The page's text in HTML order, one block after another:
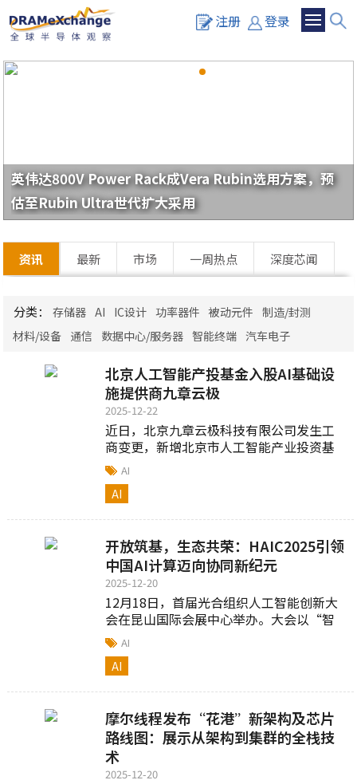
注册 登录
英伟达800V Power Rack成Vera Rubin选用方案，预
估至Rubin Ultra世代扩大采用
最新
资讯 市场 一周热点 深度芯闻
分类： 存储器 AI IC设计 功率器件 被动元件
制造/封测
材料/设备
通信 数据中心/服务器 智能终端 汽车电子
北京人工智能产投基金入股AI基础设
施提供商九章云极
2025-12-22
近日，北京九章云极科技有限公司发生工
商变更，新增北京市人工智能产业投资基
金（有限合伙）等为股东...
AI
AI
开放筑基，生态共荣：HAIC2025引领
中国AI计算迈向协同新纪元
2025-12-20
12月18日，首届光合组织人工智能创新大
会在昆山国际会展中心举办。大会以“智
算无界，光合共生”为主题...
AI
AI
摩尔线程发布“花港”新架构及芯片
路线图：展示从架构到集群的全栈技
术
2025-12-20